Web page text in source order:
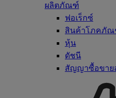
ผลิตภัณฑ์
ฟอเร็กซ์
สินค้าโภคภั
หุ้น
ดัชนี
สัญญาซื้อขาย